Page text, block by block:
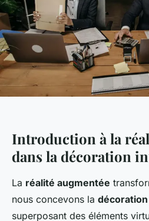
Introduction à la
dans la décoration
La réalité augmentée
nous concevons la
superposant des éléments